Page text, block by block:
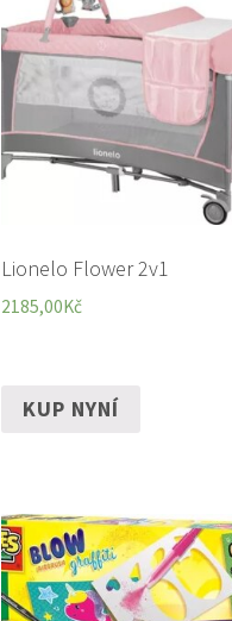
Lionelo Flower 2v1
2185,00Kč
KUP NYNÍ